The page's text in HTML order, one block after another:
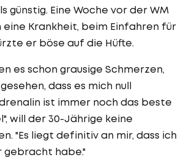
günstig. Eine Woche vor der WM
Krankheit, beim Einfahren für
er böse auf die Hüfte.
es schon grausige Schmerzen,
dass es mich null
ist immer noch das beste
will der 30-Jährige keine
"Es liegt definitiv an mir, dass ich
gebracht habe."